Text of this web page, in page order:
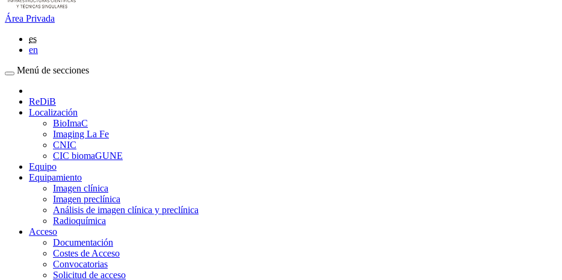
Área Privada
es
en
Menú de secciones
ReDiB
Localización
BioImaC
Imaging La Fe
CNIC
CIC biomaGUNE
Equipo
Equipamiento
Imagen clínica
Imagen preclínica
Análisis de imagen clínica y preclínica
Radioquímica
Acceso
Documentación
Costes de Acceso
Convocatorias
Solicitud de acceso